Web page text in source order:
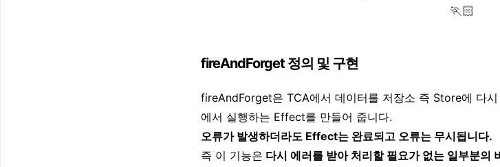
🏃🏻
fireAndForget 정의 및 구현
fireAndForget은 TCA에서 데이터를 저장소 즉 Store에 다
에서 실행하는 Effect를 만들어 줍니다.
오류가 발생하더라도 Effect는 완료되고 오류는 무시됩니다.
즉 이 기능은 다시 에러를 받아 처리할 필요가 없는 일부분의